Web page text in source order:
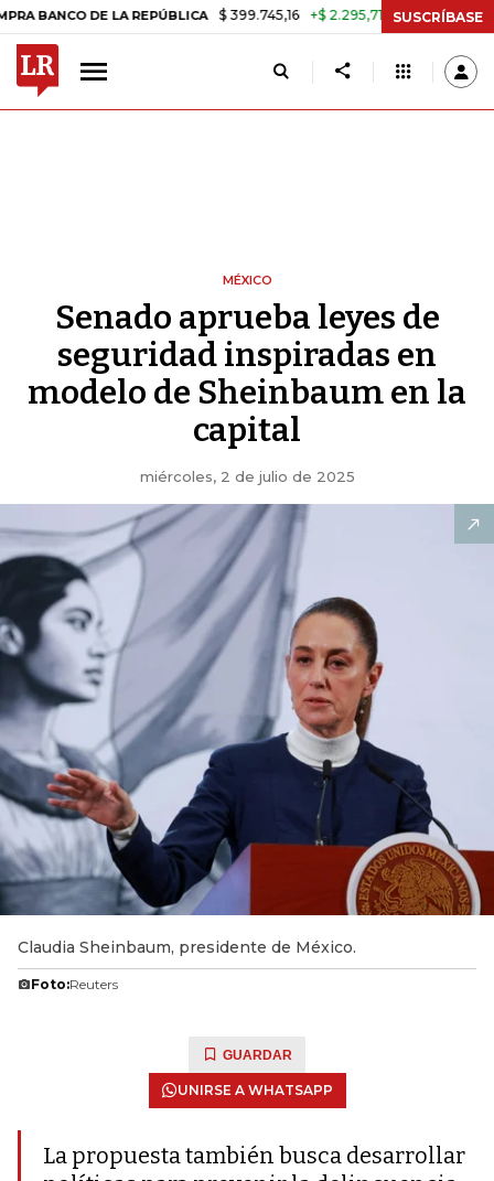
DE LA REPÚBLICA $ 399.745,16 +$ 2.295,71 +0,58% TASA DE
SUSCRÍBASE
MÉXICO
Senado aprueba leyes de
seguridad inspiradas en
modelo de Sheinbaum en la
capital
miércoles, 2 de julio de 2025
Claudia Sheinbaum, presidente de México.
Foto:Reuters
GUARDAR
UNIRSE A WHATSAPP
La propuesta también busca desarrollar